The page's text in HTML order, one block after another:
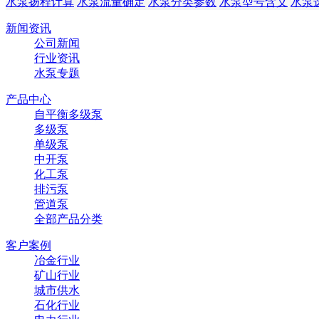
新闻资讯
公司新闻
行业资讯
水泵专题
产品中心
自平衡多级泵
多级泵
单级泵
中开泵
化工泵
排污泵
管道泵
全部产品分类
客户案例
冶金行业
矿山行业
城市供水
石化行业